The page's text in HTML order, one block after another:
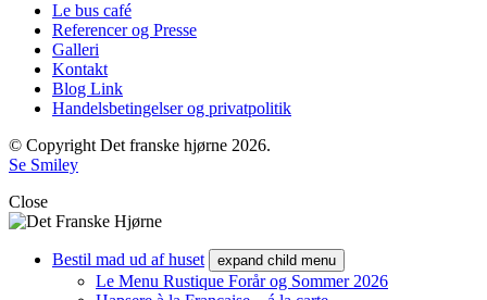
Le bus café
Referencer og Presse
Galleri
Kontakt
Blog Link
Handelsbetingelser og privatpolitik
© Copyright Det franske hjørne 2026.
Se Smiley
Close
Bestil mad ud af huset expand child menu
Le Menu Rustique Forår og Sommer 2026